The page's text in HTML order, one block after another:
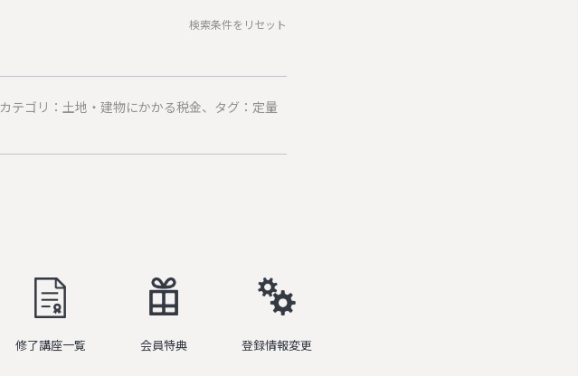
検索条件をリセット
カテゴリ：土地・建物にかかる税金、タグ：定量
修了講座一覧 会員特典 登録情報変更